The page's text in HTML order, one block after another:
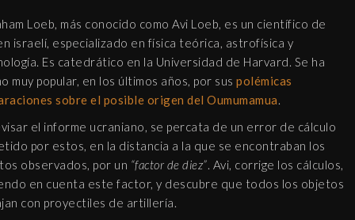
Loeb, más conocido como Avi Loeb, es un científico de
israelí, especializado en física teórica, astrofísica y
Es catedrático en la Universidad de Harvard. Se ha
muy popular, en los últimos años, por sus polémicas
sobre el posible origen del Oumumamua.
el informe ucraniano, se percata de un error de cálculo
por estos, en la distancia a la que se encontraban los
observados, por un “factor de diez”. Avi, corrige los cálculos,
en cuenta este factor, y descubre que todos los objetos
con proyectiles de artillería.
30 diciembre, 2018